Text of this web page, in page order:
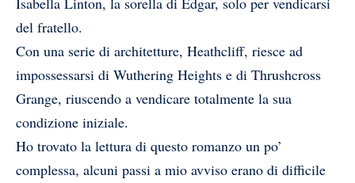
del fratello.
Con una serie di architetture, Heathcliff, riesce ad
impossessarsi di Wuthering Heights e di Thrushcross
Grange, riuscendo a vendicare totalmente la sua
condizione iniziale.
Ho trovato la lettura di questo romanzo un po’
complessa, alcuni passi a mio avviso erano di difficile